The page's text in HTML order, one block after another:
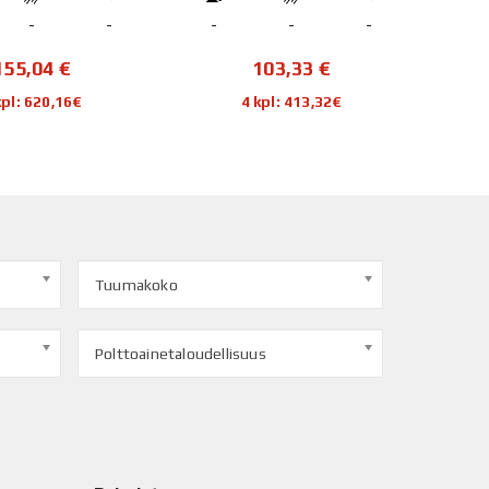
- -
€
413,32€
- - -
308,08 €
4 kpl: 1 232,32€
Tuumakoko
Polttoainetaloudellisuus